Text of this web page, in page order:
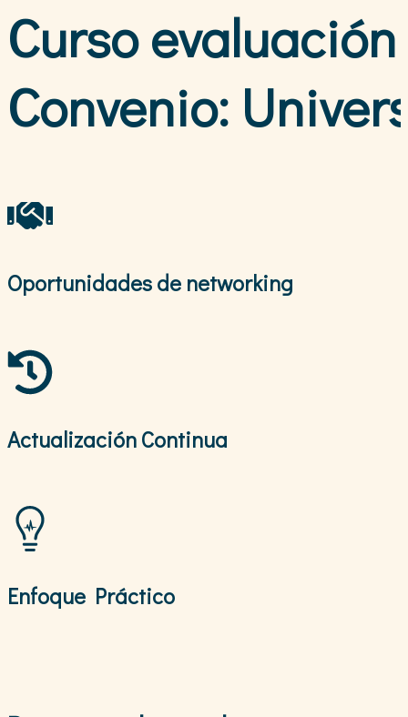
Curso
Convenio:
Oportunidades de networking
Actualización Continua
Enfoque Práctico